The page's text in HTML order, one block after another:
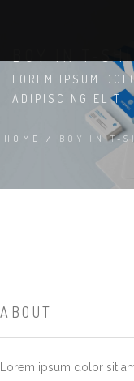
LOREM IPSUM
ADIPISCING ELIT
HOME / BOY IN T-
ABOUT
Lorem ipsum dolor sit